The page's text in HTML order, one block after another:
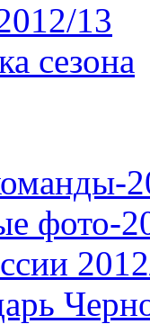
13
сезона
фото-